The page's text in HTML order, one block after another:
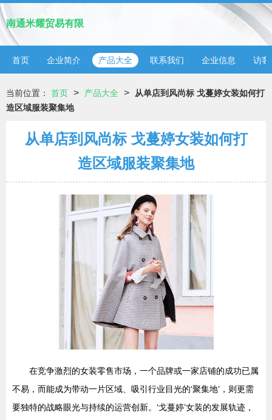
南通米耀贸易有限
首页 企业简介 产品大全 联系我们 企业信息 访客
当前位置： 首页 > 产品大全 >
从单店到风尚标 戈蔓婷女装如何打
造区域服装聚集地
从单店到风尚标 戈蔓婷女装如何打
造区域服装聚集地
在竞争激烈的女装零售市场，一个品牌或一家店铺的成功已属
不易，而能成为带动一片区域、吸引行业目光的‘聚集地’，则更需
要独特的战略眼光与持续的运营创新。‘戈蔓婷’女装的发展轨迹，